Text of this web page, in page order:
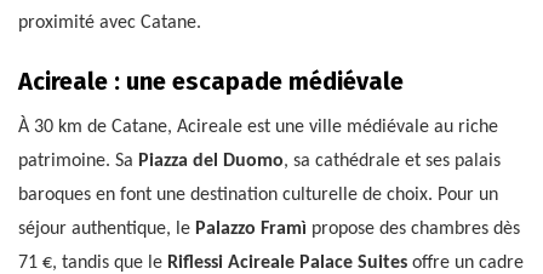
proximité avec Catane.
Acireale : une escapade médiévale
À 30 km de Catane, Acireale est une ville médiévale au riche
patrimoine. Sa Piazza del Duomo, sa cathédrale et ses palais
baroques en font une destination culturelle de choix. Pour un
séjour authentique, le Palazzo Framì propose des chambres dès
71 €, tandis que le Riflessi Acireale Palace Suites offre un cadre